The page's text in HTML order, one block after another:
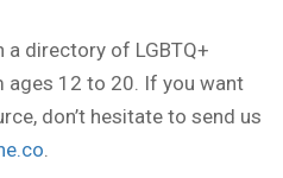
directory of LGBTQ+
12 to 20. If you want
don’t hesitate to send us
.